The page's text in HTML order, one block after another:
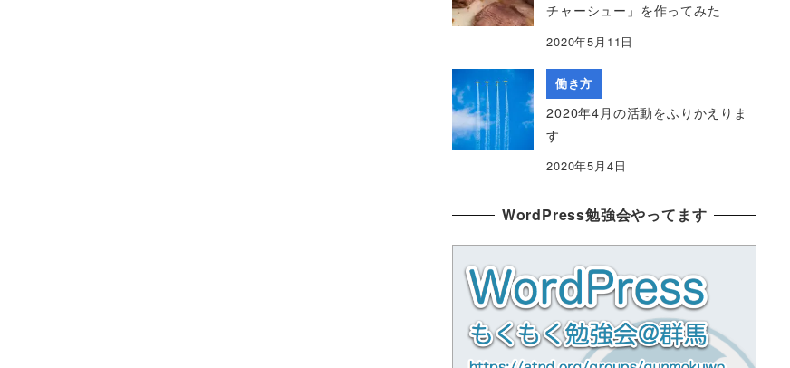
チャーシュー」を作ってみた
2020年5月11日
働き方
2020年4月の活動をふりかえりま
す
2020年5月4日
WordPress勉強会やってます